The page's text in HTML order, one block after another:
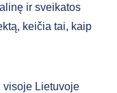
ir sveikatos
keičia tai, kaip
visoje Lietuvoje